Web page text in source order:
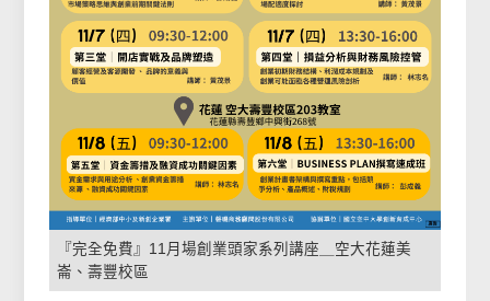
『完全免費』11月場創業頭家系列講座＿空大花蓮美
崙、壽豐校區